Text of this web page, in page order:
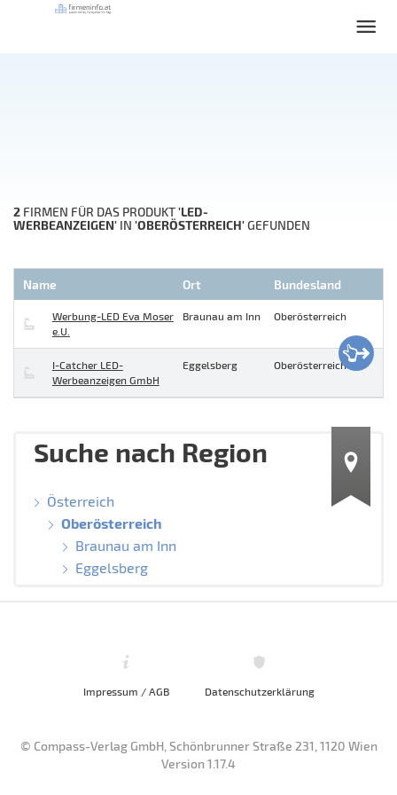
2 FIRMEN FÜR DAS PRODUKT'LED-
WERBEANZEIGEN' IN 'OBERÖSTERREICH'GEFUNDEN
Name Ort Bundesland
Werbung-LED Eva Moser
e.U.
Braunau am Inn Oberösterreich
I-Catcher LED-
Werbeanzeigen GmbH
Eggelsberg Oberösterreich
Suche nach Region
Österreich
Oberösterreich
Braunau am Inn
Eggelsberg
Impressum / AGB Datenschutzerklärung
© Compass-Verlag GmbH, Schönbrunner Straße 231, 1120 Wien
Version 1.17.4